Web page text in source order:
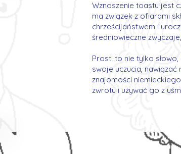
Wznoszenie toastu jest
ma związek z ofiarami
chrześcijaństwem i
średniowieczne
Prost! to nie tylko
swoje uczucia,
znajomości
zwrotu i używać go z